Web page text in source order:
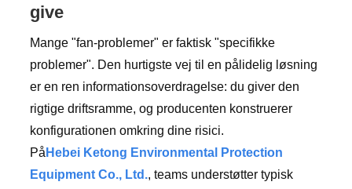
give
Mange "fan-problemer" er faktisk "specifikke
problemer". Den hurtigste vej til en pålidelig løsning
er en ren informationsoverdragelse: du giver den
rigtige driftsramme, og producenten konstruerer
konfigurationen omkring dine risici.
På Hebei Ketong Environmental Protection
Equipment Co., Ltd., teams understøtter typisk